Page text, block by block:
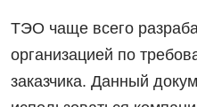
ТЭО чаще всего
организацией по
заказчика. Данный